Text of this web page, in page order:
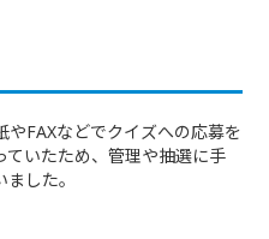
FAXなどでクイズへの応募を
いたため、管理や抽選に手
した。